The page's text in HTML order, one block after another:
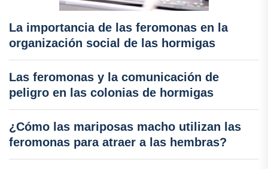
La importancia de las feromonas en la
organización social de las hormigas
Las feromonas y la comunicación de
peligro en las colonias de hormigas
¿Cómo las mariposas macho utilizan las
feromonas para atraer a las hembras?